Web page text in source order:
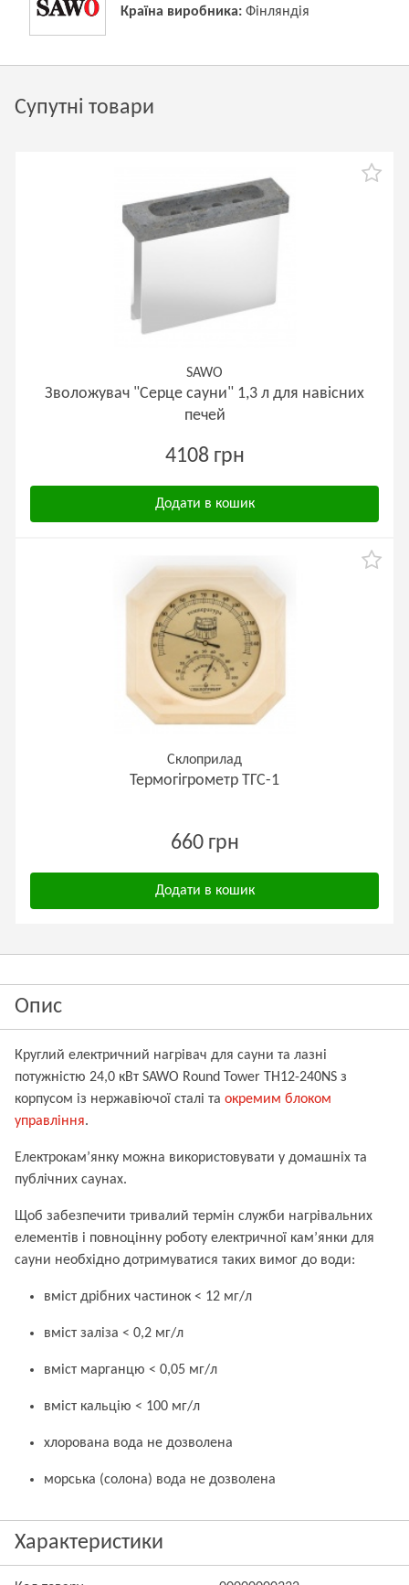
Країна виробника: Фінляндія
Супутні товари
SAWO
Зволожувач "Серце сауни" 1,3 л для навісних
печей
4108 грн
Додати в кошик
Склоприлад
Термогігрометр ТГС-1
660 грн
Додати в кошик
Опис
Круглий електричний нагрівач для сауни та лазні
потужністю 24,0 кВт SAWO Round Tower TH12-240NS з
корпусом із нержавіючої сталі та окремим блоком
управління.
Електрокам’янку можна використовувати у домашніх та
публічних саунах.
Щоб забезпечити тривалий термін служби нагрівальних
елементів і повноцінну роботу електричної кам’янки для
сауни необхідно дотримуватися таких вимог до води:
вміст дрібних частинок < 12 мг/л
вміст заліза < 0,2 мг/л
вміст марганцю < 0,05 мг/л
вміст кальцію < 100 мг/л
хлорована вода не дозволена
морська (солона) вода не дозволена
Характеристики